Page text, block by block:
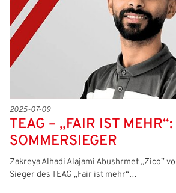
2025-07-09
TEAG – „FAIR IST MEHR“:
SOMMERSIEGER
Zakreya Alhadi Alajami Abushrmet „Zico”
Sieger des TEAG „Fair ist mehr“…
Passwort: